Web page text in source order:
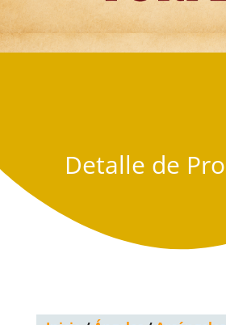
Detalle de